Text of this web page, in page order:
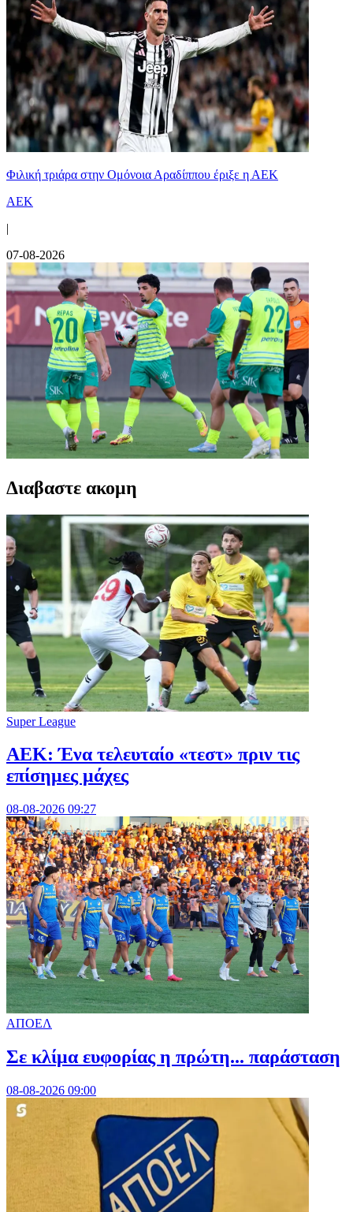
Φιλική τριάρα στην Ομόνοια Αραδίππου έριξε η ΑΕΚ
ΑΕΚ
|
07-08-2026
Διαβαστε ακομη
Super League
ΑΕΚ: Ένα τελευταίο «τεστ» πριν τις
επίσημες μάχες
08-08-2026 09:27
ΑΠΟΕΛ
Σε κλίμα ευφορίας η πρώτη... παράσταση
08-08-2026 09:00